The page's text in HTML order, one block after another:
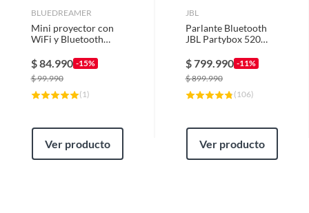
BLUEDREAMER
Mini proyector con
WiFi y Bluetooth
1080P para el hogar
$84.990 -15%
$99.990
( 1)
Ver producto
JBL
Parlante Bluetooth
JBL Partybox 520
$799.990 -11%
$899.990
( 106)
Ver producto